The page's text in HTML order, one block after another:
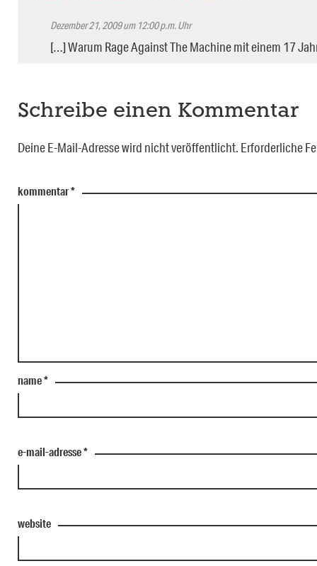
Dezember 21, 2009 um 12:00 p.m. Uhr
[…] Warum Rage Against The Machine mit einem 17
Schreibe einen Kommentar
Deine E-Mail-Adresse wird nicht veröffentlicht. Erforderliche
kommentar*
name*
e-mail-adresse*
website